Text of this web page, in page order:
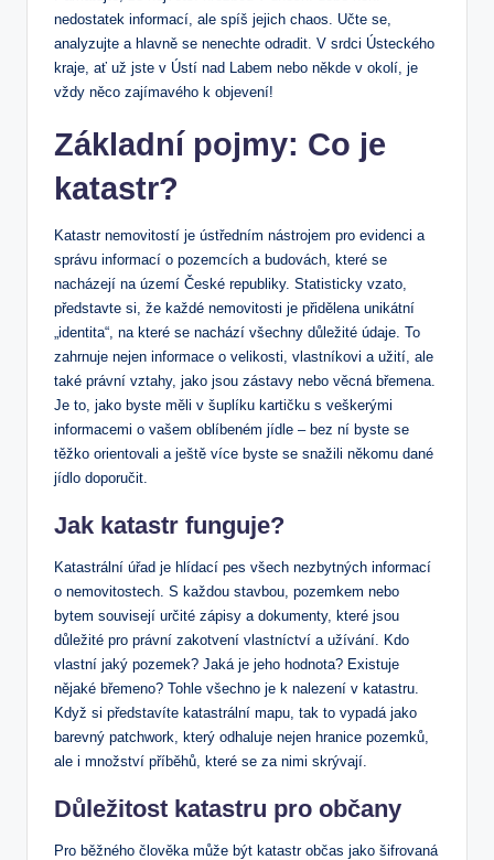
nedostatek informací, ale spíš jejich chaos. Učte se,
analyzujte a hlavně se nenechte odradit. V srdci Ústeckého
kraje, ať už jste v Ústí nad Labem nebo někde v okolí, je
vždy něco zajímavého k objevení!
Základní pojmy: Co je
katastr?
Katastr nemovitostí je ústředním nástrojem pro evidenci a
správu informací o pozemcích a budovách, které se
nacházejí na území České republiky. Statisticky vzato,
představte si, že každé nemovitosti je přidělena unikátní
„identita“, na které se nachází všechny důležité údaje. To
zahrnuje nejen informace o velikosti, vlastníkovi a užití, ale
také právní vztahy, jako jsou zástavy nebo věcná břemena.
Je to, jako byste měli v šuplíku kartičku s veškerými
informacemi o vašem oblíbeném jídle – bez ní byste se
těžko orientovali a ještě více byste se snažili někomu dané
jídlo doporučit.
Jak katastr funguje?
Katastrální úřad je hlídací pes všech nezbytných informací
o nemovitostech. S každou stavbou, pozemkem nebo
bytem souvisejí určité zápisy a dokumenty, které jsou
důležité pro právní zakotvení vlastníctví a užívání. Kdo
vlastní jaký pozemek? Jaká je jeho hodnota? Existuje
nějaké břemeno? Tohle všechno je k nalezení v katastru.
Když si představíte katastrální mapu, tak to vypadá jako
barevný patchwork, který odhaluje nejen hranice pozemků,
ale i množství příběhů, které se za nimi skrývají.
Důležitost katastru pro občany
Pro běžného člověka může být katastr občas jako šifrovaná